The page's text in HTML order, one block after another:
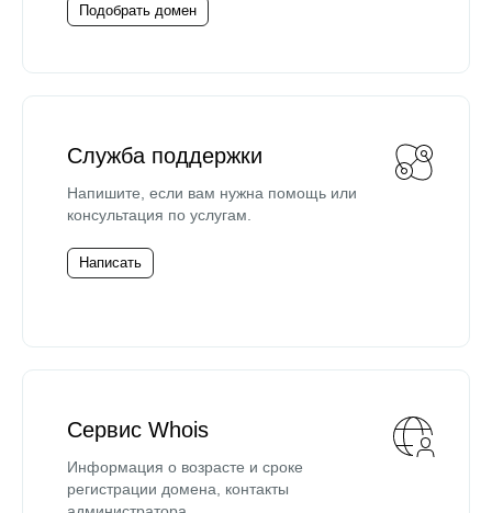
Подобрать домен
Служба поддержки
Напишите, если вам нужна помощь или
консультация по услугам.
Написать
Сервис Whois
Информация о возрасте и сроке
регистрации домена, контакты